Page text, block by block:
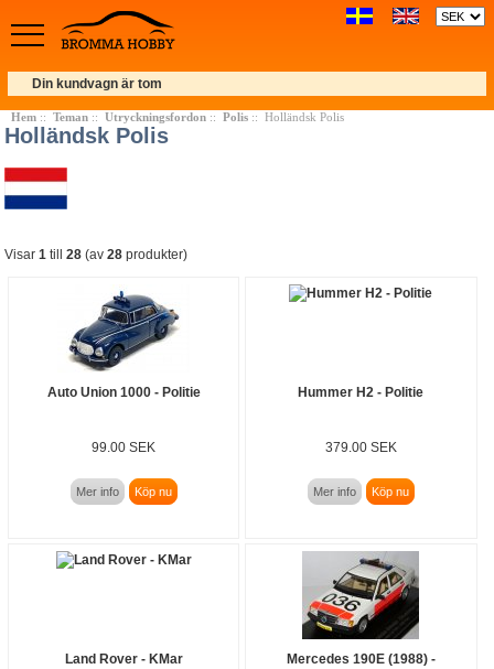
Din kundvagn är tom
Hem:: Teman:: Utryckningsfordon:: Polis:: Holländsk Polis
Holländsk Polis
Visar1 till28 (av28 produkter)
Auto Union 1000 - Politie
99.00 SEK
Mer info Köp nu
Hummer H2 - Politie
379.00 SEK
Mer info Köp nu
Land Rover - KMar
Mercedes 190E (1988) -